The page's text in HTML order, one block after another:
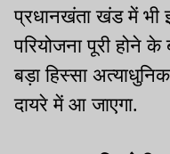
प्रधानखंता खंड में भी
परियोजना पूरी होने
बड़ा हिस्सा
दायरे में आ जाएगा.